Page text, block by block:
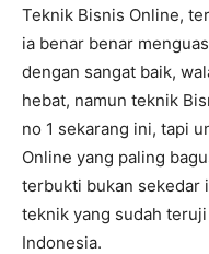
Teknik Bisnis Online,
ia benar benar
dengan sangat baik,
hebat, namun teknik
no 1 sekarang ini, tapi
Online yang paling
terbukti bukan sekedar
teknik yang sudah
Indonesia.